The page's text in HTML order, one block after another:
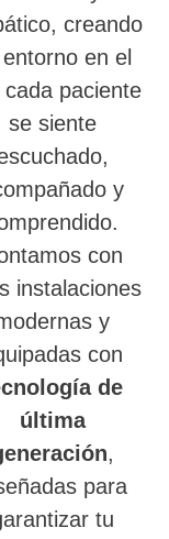
creando
en el
cada paciente
se siente
y
con
instalaciones
y
con
de
última
,
para
tu